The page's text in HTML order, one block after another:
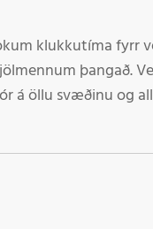
klukkutíma fyrr
þangað.
á öllu svæðinu og